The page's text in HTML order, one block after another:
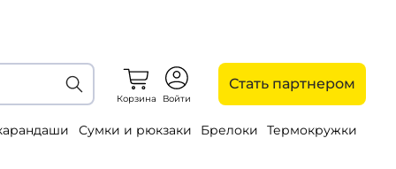
Корзина Войти
Стать партнером
Сумки и рюкзаки Брелоки
Термокружки